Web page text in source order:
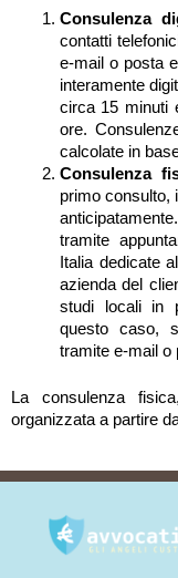
Consulenza
contatti
e-mail o posta
interamente
circa 15 minuti
ore.
calcolate in
Consulenza
primo consulto,
tramite
Italia dedicate
azienda del
studi locali in
questo caso,
tramite e-mail o
La consulenza
organizzata a partire